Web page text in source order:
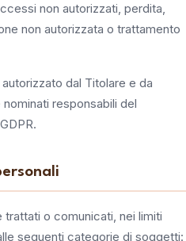
non autorizzati, perdita,
non autorizzata o trattamento
dal Titolare e da
responsabili del
o comunicati, nei limiti
seguenti categorie di soggetti: